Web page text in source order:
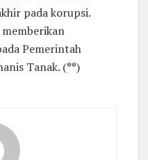
pada korupsi.
Pemerintah
Tanak. (**)